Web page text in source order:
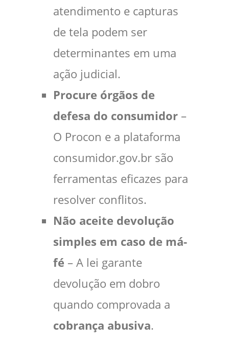
atendimento e capturas
de tela podem ser
determinantes em uma
ação judicial.
Procure órgãos de
defesa do consumidor –
O Procon e a plataforma
consumidor.gov.br são
ferramentas eficazes para
resolver conflitos.
Não aceite devolução
simples em caso de má-
fé – A lei garante
devolução em dobro
quando comprovada a
cobrança abusiva.